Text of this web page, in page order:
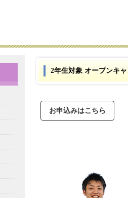
2年生対象 オープンキ
お申込みはこちら